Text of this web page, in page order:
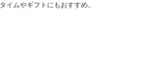
イムやギフトにもおすすめ。